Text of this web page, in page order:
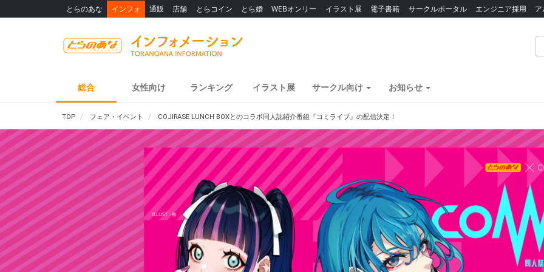
とらのあな インフォ 通販 店舗 とらコイン とら婚 WEBオンリー イラスト展 電子書籍 サークルポータル エンジニア採用
総合 女性向け ランキング イラスト展 サークル向け お知らせ
TOP フェア・イベント COJIRASE LUNCH BOXとのコラボ同人誌紹介番組『コミライブ』の配信決定！